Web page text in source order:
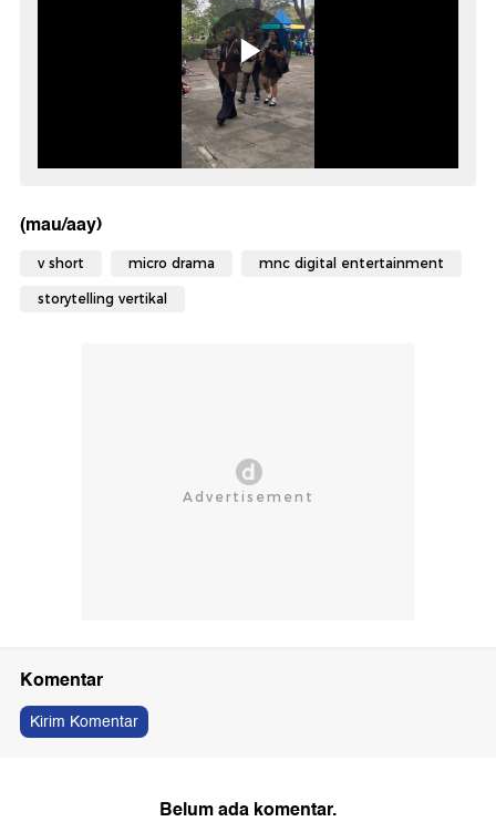
(mau/aay)
v short micro drama mnc digital entertainment
storytelling vertikal
Komentar
Kirim Komentar
Belum ada komentar.